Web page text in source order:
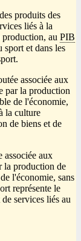
produits des
liés à la
au PIB
sport et dans les
associée aux
par la production
de l'économie,
la culture
de biens et de
associée aux
la production de
l'économie, sans
représente le
services liés au